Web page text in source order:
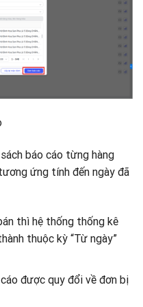
báo cáo từng hàng
ứng tính đến ngày đã
thì hệ thống thống kê
thuộc kỳ “Từ ngày”
được quy đổi về đơn bị